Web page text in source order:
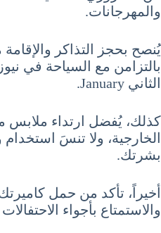
والمهرجانات.
يُنصح بحجز التذاكر
الثاني January.
كذلك، يُفضل ارتداء ملابس
الخارجية، ولا تنسَ
بشرتك.
أخيراً، تأكد من حمل
والاستمتاع بأجواء